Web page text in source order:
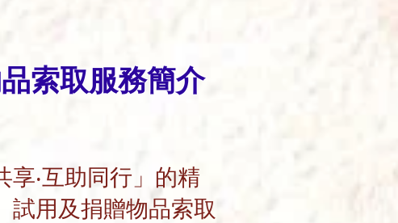
索取服務簡介
享‧互助同行」的精
試用及捐贈物品索取